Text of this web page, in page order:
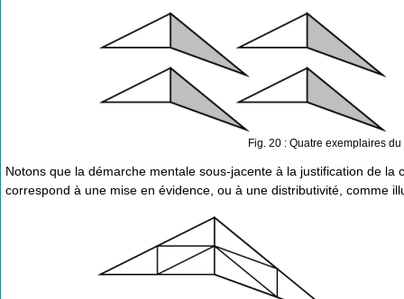
Fig. 20 : Quatre exemplaires
Notons que la démarche mentale sous-jacente à la justification de
correspond à une mise en évidence, ou à une distributivité, comme